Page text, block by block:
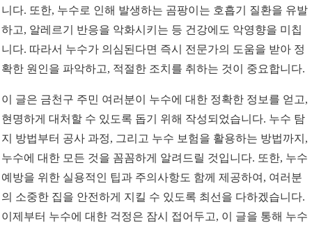
니다. 또한, 누수로 인해 발생하는 곰팡이는 호흡기 질환을 유발
하고, 알레르기 반응을 악화시키는 등 건강에도 악영향을 미칩
니다. 따라서 누수가 의심된다면 즉시 전문가의 도움을 받아 정
확한 원인을 파악하고, 적절한 조치를 취하는 것이 중요합니다.
이 글은 금천구 주민 여러분이 누수에 대한 정확한 정보를 얻고,
현명하게 대처할 수 있도록 돕기 위해 작성되었습니다. 누수 탐
지 방법부터 공사 과정, 그리고 누수 보험을 활용하는 방법까지,
누수에 대한 모든 것을 꼼꼼하게 알려드릴 것입니다. 또한, 누수
예방을 위한 실용적인 팁과 주의사항도 함께 제공하여, 여러분
의 소중한 집을 안전하게 지킬 수 있도록 최선을 다하겠습니다.
이제부터 누수에 대한 걱정은 잠시 접어두고, 이 글을 통해 누수